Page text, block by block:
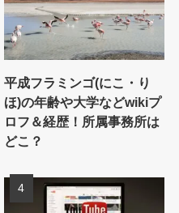
平成フラミンゴ(にこ・り
ほ)の年齢や大学などwikiプ
ロフ＆経歴！所属事務所は
どこ？